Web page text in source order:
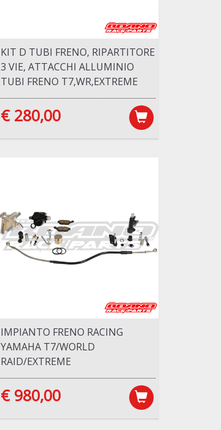
KIT D TUBI FRENO, RIPARTITORE
3 VIE, ATTACCHI ALLUMINIO
TUBI FRENO T7,WR,EXTREME
€ 280,00
IMPIANTO FRENO RACING
YAMAHA T7/WORLD
RAID/EXTREME
€ 980,00